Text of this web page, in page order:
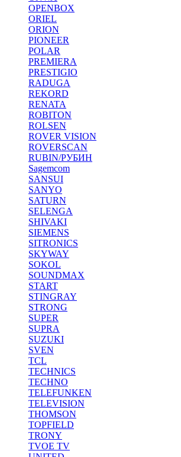
OPENBOX
ORIEL
ORION
PIONEER
POLAR
PREMIERA
PRESTIGIO
RADUGA
REKORD
RENATA
ROBITON
ROLSEN
ROVER VISION
ROVERSCAN
RUBIN/РУБИН
Sagemcom
SANSUI
SANYO
SATURN
SELENGA
SHIVAKI
SIEMENS
SITRONICS
SKYWAY
SOKOL
SOUNDMAX
START
STINGRAY
STRONG
SUPER
SUPRA
SUZUKI
SVEN
TCL
TECHNICS
TECHNO
TELEFUNKEN
TELEVISION
THOMSON
TOPFIELD
TRONY
TVOE TV